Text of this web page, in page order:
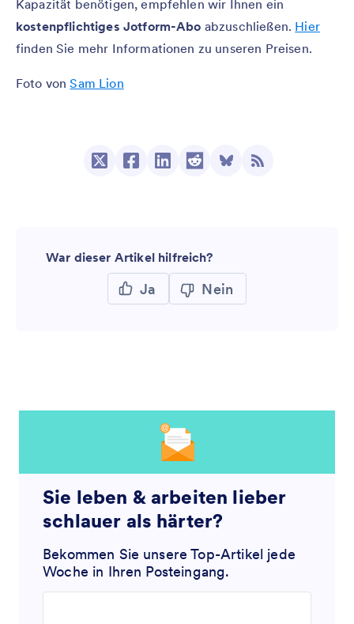
Kapazität benötigen, empfehlen wir Ihnen ein
kostenpflichtiges Jotform-Abo abzuschließen. Hier
finden Sie mehr Informationen zu unseren Preisen.
Foto vonSam Lion
War dieser Artikel hilfreich?
Ja Nein
Sie leben & arbeiten lieber
schlauer als härter?
Bekommen Sie unsere Top-Artikel jede
Woche in Ihren Posteingang.